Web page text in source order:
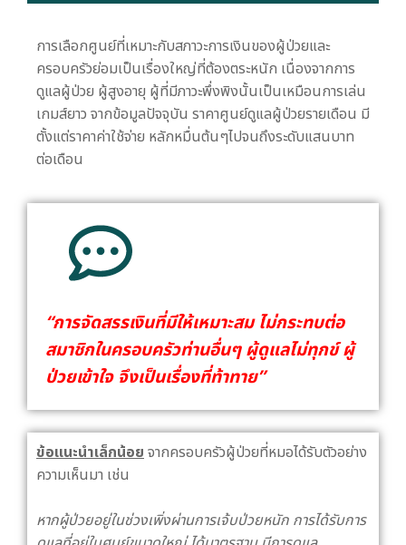
การเลือกศูนย์ที่เหมาะกับสภาวะการเงินของผู้ป่วยและ
ครอบครัวย่อมเป็นเรื่องใหญ่ที่ต้องตระหนัก เนื่องจากการ
ดูแลผู้ป่วย ผู้สูงอายุ ผู้ที่มีภาวะพึ่งพิงนั้นเป็นเหมือนการเล่น
เกมส์ยาว จากข้อมูลปัจจุบัน ราคาศูนย์ดูแลผู้ป่วยรายเดือน มี
ตั้งแต่ราคาค่าใช้จ่าย หลักหมื่นต้นๆไปจนถึงระดับแสนบาท
ต่อเดือน
“การจัดสรรเงินที่มีให้เหมาะสม ไม่กระทบต่อ
สมาชิกในครอบครัวท่านอื่นๆ ผู้ดูแลไม่ทุกข์ ผู้
ป่วยเข้าใจ จึงเป็นเรื่องที่ท้าทาย”
ข้อแนะนำเล็กน้อยจากครอบครัวผู้ป่วยที่หมอได้รับตัวอย่าง
ความเห็นมา เช่น
หากผู้ป่วยอยู่ในช่วงเพิ่งผ่านการเจ้บป่วยหนัก การได้รับการ